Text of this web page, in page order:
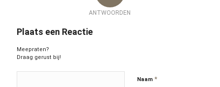
ANTWOORDEN
Plaats een Reactie
Meepraten?
Draag gerust bij!
Naam *